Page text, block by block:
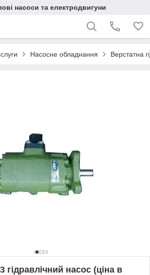
насоси та електродвигуни
Насосне обладнання Верстатна
гідравлічний насос (ціна в